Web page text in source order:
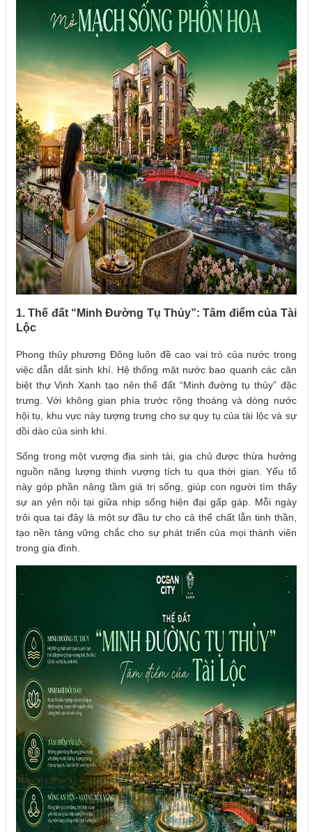
1. Thế đất “Minh Đường Tụ Thủy”: Tâm điểm của Tài
Lộc
Phong thủy phương Đông luôn đề cao vai trò của nước trong
việc dẫn dắt sinh khí. Hệ thống mặt nước bao quanh các căn
biệt thự Vịnh Xanh tạo nên thế đất “Minh đường tụ thủy” đặc
trưng. Với không gian phía trước rộng thoáng và dòng nước
hội tụ, khu vực này tượng trưng cho sự quy tụ của tài lộc và sự
dồi dào của sinh khí.
Sống trong một vượng địa sinh tài, gia chủ được thừa hưởng
nguồn năng lượng thịnh vượng tích tụ qua thời gian. Yếu tố
này góp phần nâng tầm giá trị sống, giúp con người tìm thấy
sự an yên nội tại giữa nhịp sống hiện đại gấp gáp. Mỗi ngày
trôi qua tại đây là một sự đầu tư cho cả thể chất lẫn tinh thần,
tạo nền tảng vững chắc cho sự phát triển của mọi thành viên
trong gia đình.